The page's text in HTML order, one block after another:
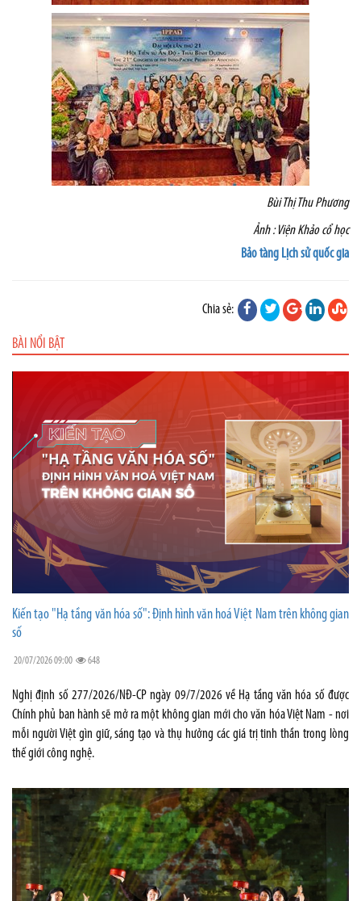
Bùi Thị Thu Phương
Ảnh : Viện Khảo cổ học
Bảo tàng Lịch sử quốc gia
Chia sẻ:
BÀI NỔI BẬT
Kiến tạo "Hạ tầng văn hóa số": Định hình văn hoá Việt Nam trên không gian
số
20/07/2026 09:00 648
Nghị định số 277/2026/NĐ-CP ngày 09/7/2026 về Hạ tầng văn hóa số được
Chính phủ ban hành sẽ mở ra một không gian mới cho văn hóa Việt Nam - nơi
mỗi người Việt gìn giữ, sáng tạo và thụ hưởng các giá trị tinh thần trong lòng
thế giới công nghệ.